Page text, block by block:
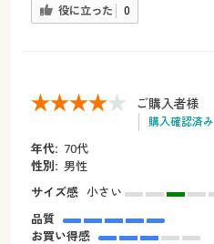
役に立った 0
ご購入者様
購入確認済み
年代: 70代
性別: 男性
サイズ感 小さい
品質
お買い得感